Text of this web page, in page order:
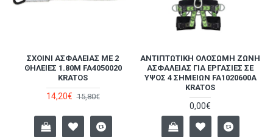
ΣΧΟΙΝΊ ΑΣΦΑΛΕΊΑΣ ΜΕ 2
ΘΗΛΕΙΈΣ 1.80M FA4050020
KRATOS
14,20€ 15,80€
ΑΝΤΙΠΤΩΤΙΚΉ ΟΛΌΣΩΜΗ ΖΏΝΗ
ΑΣΦΑΛΕΊΑΣ ΓΙΑ ΕΡΓΑΣΊΕΣ ΣΕ
ΎΨΟΣ 4 ΣΗΜΕΊΩΝ FA1020600A
KRATOS
0,00€